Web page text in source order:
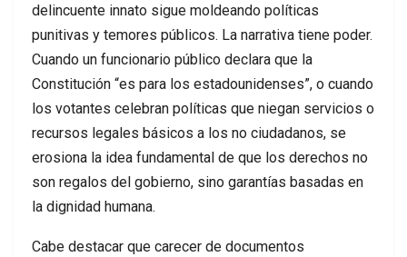
delincuente innato sigue moldeando políticas
punitivas y temores públicos. La narrativa tiene poder.
Cuando un funcionario público declara que la
Constitución “es para los estadounidenses”, o cuando
los votantes celebran políticas que niegan servicios o
recursos legales básicos a los no ciudadanos, se
erosiona la idea fundamental de que los derechos no
son regalos del gobierno, sino garantías basadas en
la dignidad humana.
Cabe destacar que carecer de documentos